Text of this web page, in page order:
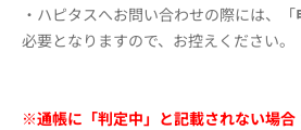
・ハピタスへお問い合わせの際には、「
必要となりますので、お控えください。
※通帳に「判定中」と記載されない場合